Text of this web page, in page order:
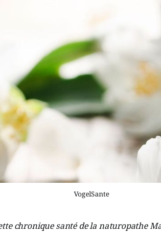
VogelSante
chronique santé de la naturopathe